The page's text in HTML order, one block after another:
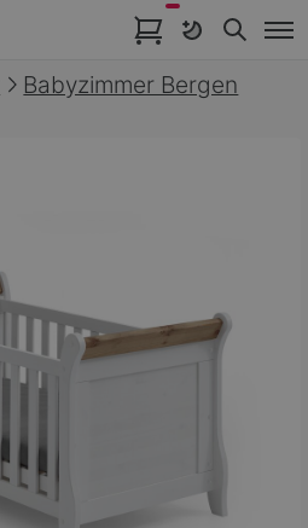
Artikel im Warenkorb
Babyzimmer Bergen